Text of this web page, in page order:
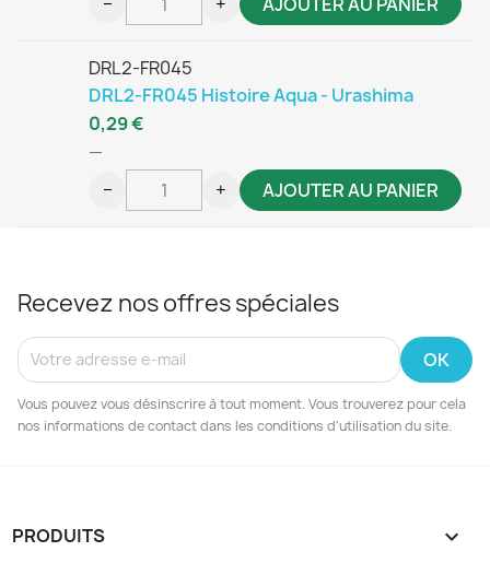
DRL2-FR045
DRL2-FR045 Histoire Aqua - Urashima
—
0,29 €
− + AJOUTER AU PANIER
Recevez nos offres spéciales
Vous pouvez vous désinscrire à tout moment. Vous trouverez pour cela
nos informations de contact dans les conditions d'utilisation du site.
PRODUITS 